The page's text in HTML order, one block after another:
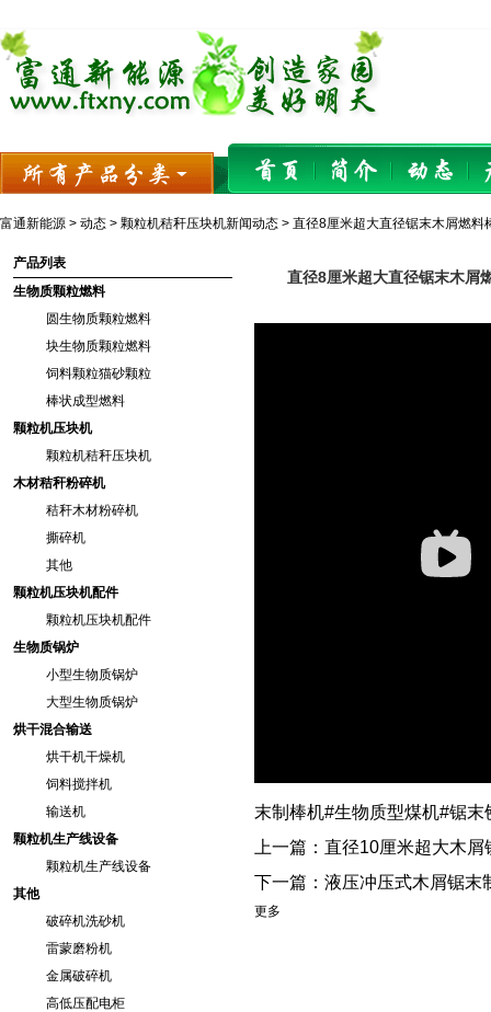
富通新能源 > 动态 > 颗粒机秸秆压块机新闻动态 > 直径8厘米超大直径锯末木屑燃料
直径8厘米超大直径锯末木屑
末制棒机#生物质型煤机#锯末
上一篇： 直径10厘米超大木屑
下一篇： 液压冲压式木屑锯末
更多
产品列表
生物质颗粒燃料
圆生物质颗粒燃料
块生物质颗粒燃料
饲料颗粒猫砂颗粒
棒状成型燃料
颗粒机压块机
颗粒机秸秆压块机
木材秸秆粉碎机
秸秆木材粉碎机
撕碎机
其他
颗粒机压块机配件
颗粒机压块机配件
生物质锅炉
小型生物质锅炉
大型生物质锅炉
烘干混合输送
烘干机干燥机
饲料搅拌机
输送机
颗粒机生产线设备
颗粒机生产线设备
其他
破碎机洗砂机
雷蒙磨粉机
金属破碎机
高低压配电柜